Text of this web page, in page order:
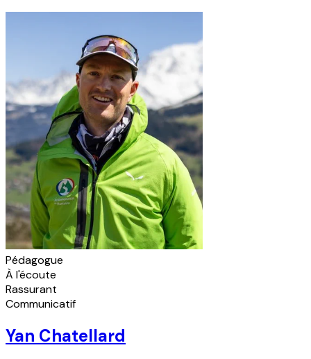
Pédagogue
À l'écoute
Rassurant
Communicatif
Yan Chatellard